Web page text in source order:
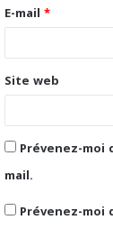
e
*
E-mail *
Site web
Prévenez-moi
mail.
Prévenez-moi